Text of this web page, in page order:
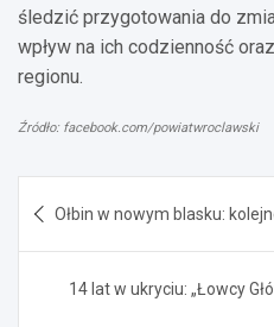
śledzić przygotowania do
wpływ na ich codzienność
regionu.
Źródło: facebook.com/powiatwroclawski
wpisu
Ołbin w nowym blasku:
14 lat w ukryciu: „Łowcy